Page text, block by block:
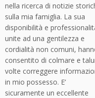
nella ricerca di notizie
sulla mia famiglia. La sua
disponibilità e
unite ad una gentilezza e
cordialità non comuni,
consentito di colmare e
volte correggere
in mio possesso. E’
sicuramente un eccellente